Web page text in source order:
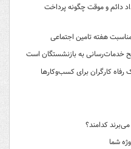
دائم و موقت چگونه پرداخت
هفته تامین اجتماعی
خدمات‌رسانی به بازنشستگان است
کارگران برای کسب‌وکارها
کدامند؟
شما